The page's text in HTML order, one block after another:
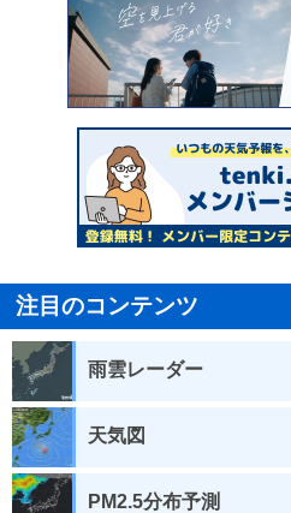
注目のコンテンツ
雨雲レーダー
天気図
PM2.5分布予測